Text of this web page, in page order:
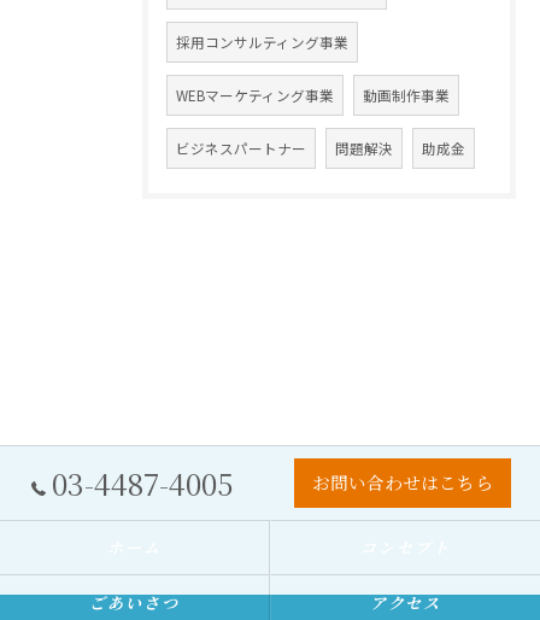
採用コンサルティング事業
WEBマーケティング事業 動画制作事業
ビジネスパートナー 問題解決 助成金
03-4487-4005 お問い合わせはこちら
ごあいさつ アクセス